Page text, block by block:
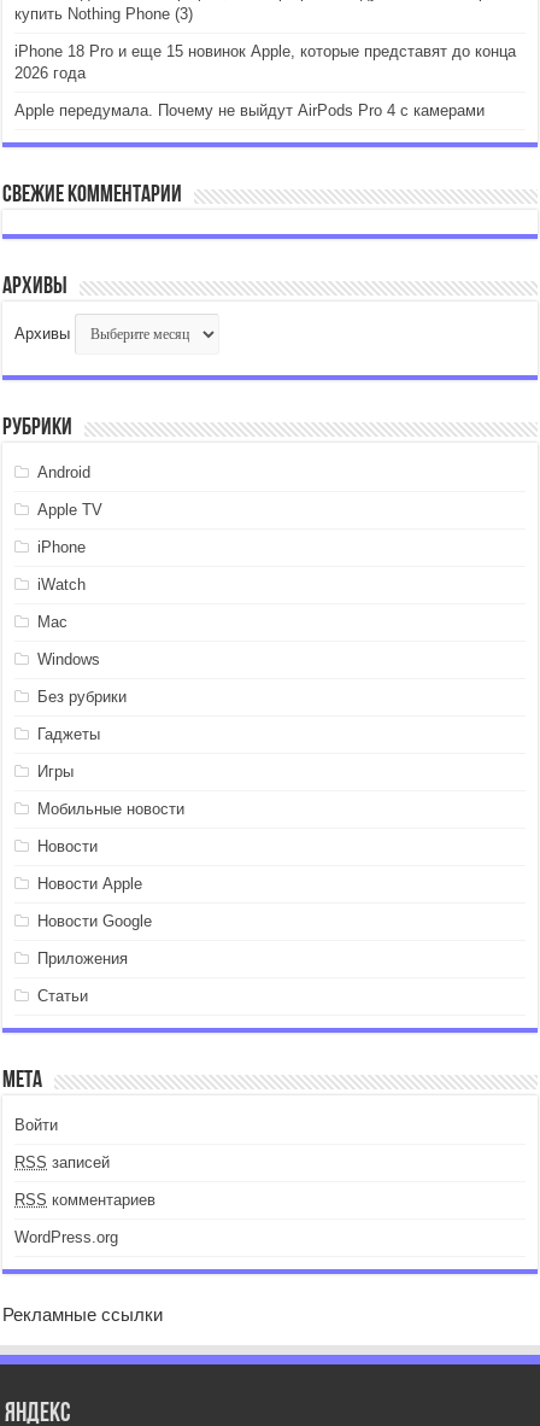
купить Nothing Phone (3)
iPhone 18 Pro и еще 15 новинок Apple, которые представят до конца
2026 года
Apple передумала. Почему не выйдут AirPods Pro 4 с камерами
Свежие комментарии
Архивы
Архивы
Рубрики
Android
Apple TV
iPhone
iWatch
Mac
Windows
Без рубрики
Гаджеты
Игры
Мобильные новости
Новости
Новости Apple
Новости Google
Приложения
Статьи
Мета
Войти
RSS записей
RSS комментариев
WordPress.org
Рекламные ссылки
Яндекс